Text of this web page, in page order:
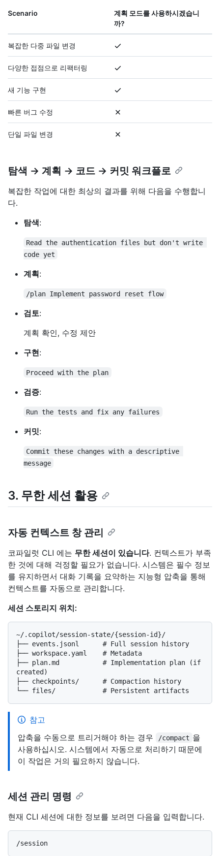
Scenario
계획 모드를 사용하시겠습니
까?
복잡한 다중 파일 변경
다양한 접점으로 리팩터링
새 기능 구현
빠른 버그 수정
단일 파일 변경
탐색 → 계획 → 코드 → 커밋 워크플로
복잡한 작업에 대한 최상의 결과를 위해 다음을 수행합니
다.
탐색:
Read the authentication files but don't write
code yet
계획:
/plan Implement password reset flow
검토:
계획 확인, 수정 제안
구현:
Proceed with the plan
검증:
Run the tests and fix any failures
커밋:
Commit these changes with a descriptive
message
3. 무한 세션 활용
자동 컨텍스트 창 관리
코파일럿 CLI 에는 무한 세션이 있습니다. 컨텍스트가 부족
한 것에 대해 걱정할 필요가 없습니다. 시스템은 필수 정보
를 유지하면서 대화 기록을 요약하는 지능형 압축을 통해
컨텍스트를 자동으로 관리합니다.
세션 스토리지 위치:
~/.copilot/session-state/{session-id}/
├── events.jsonl      # Full session history
├── workspace.yaml    # Metadata
├── plan.md           # Implementation plan (if
created)
├── checkpoints/      # Compaction history
참고
압축을 수동으로 트리거해야 하는 경우
/compact 을
사용하십시오. 시스템에서 자동으로 처리하기 때문에
이 작업은 거의 필요하지 않습니다.
세션 관리 명령
현재 CLI 세션에 대한 정보를 보려면 다음을 입력합니다.